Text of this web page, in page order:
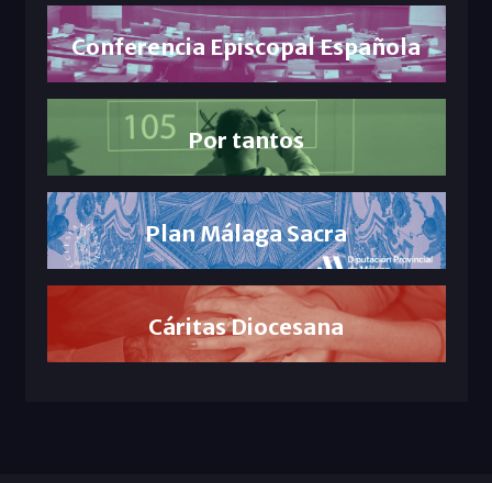
Conferencia Episcopal Española
Por tantos
Plan Málaga Sacra
Cáritas Diocesana